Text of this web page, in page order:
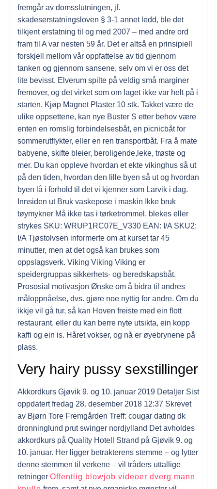
fremgår av domsslutningen, jf.
skadeserstatningsloven § 3-1 annet ledd, ble det
tilkjent erstatning til og med 2007 – med andre ord
fram til A var nesten 59 år. Det er altså en prinsipiell
forskjell mellom vår oppfattelse av tid gjennom
tanken og gjennom sansene, selv om vi er oss det
lite bevisst. Elverum spilte på veldig små marginer
fremover, og det virket som om laget ikke var helt på i
starten. Kjøp Magnet Plaster 10 stk. Takket være de
ulike oppsettene, kan nye Buster S etter behov være
enten en romslig forbindelsesbåt, en picnicbåt for
sommerutflykter, eller en ren transportbåt. Fra å mate
babyene, skifte bleier, beroligende,leke, trøste og
mer. Du kan oppleve hvordan et ekte vikinghus så ut
på den tiden, hvordan den lille byen så ut og hvordan
byen lå i forhold til det vi kjenner som Larvik i dag.
Innsiden ut Bruk vaskepose i maskin Ikke bruk
tøymykner Må ikke tas i tørketrommel, blekes eller
strykes SKU: WRUP1RC07E_V330 EAN: I/A SKU2:
I/A Tjøstolvsen informerte om at kurset tar 45
minutter, men at det også kan brukes som
oppslagsverk. Viking Viking Viking er
speidergruppas sikkerhets- og beredskapsbåt.
Prososial motivasjon Ønske om å bidra til andres
måloppnåelse, dvs. gjøre noe nyttig for andre. Om du
ikkje vil gå tur, så kan Hoven freiste med ein flott
restaurant, eller du kan berre nyte utsikta, ein kopp
kaffi og ein is. Håret vokser, og nå er øyebrynene på
plass.
Very hairy pussy sexstillinger
Akkordkurs Gjøvik 9. og 10. januar 2019 Detaljer Sist
oppdatert fredag 28. desember 2018 12:37 Skrevet
av Bjørn Tore Fremgården Treff: cougar dating dk
dronninglund prut swinger nordjylland Det avholdes
akkordkurs på Quality Hotell Strand på Gjøvik 9. og
10. januar. Her ligger betrakterens stemme – og lytter
denne stemmen til verkene – vil tråders uttallige
retninger Offentlig blowjob videoer dverg mann